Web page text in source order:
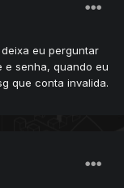
eu perguntar
e senha, quando eu
que conta invalida.